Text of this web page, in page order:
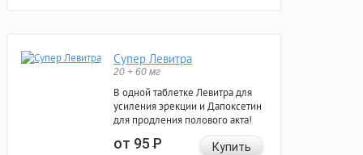
Супер Левитра
20 + 60 мг
В одной таблетке Левитра для
усиления эрекции и Дапоксетин
для продления полового акта!
от 95Р Купить